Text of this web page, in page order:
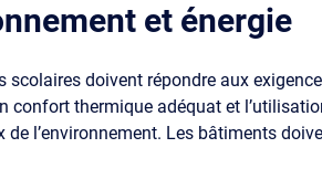
et énergie
scolaires doivent répondre aux
confort thermique adéquat et
de l’environnement. Les bâtiments